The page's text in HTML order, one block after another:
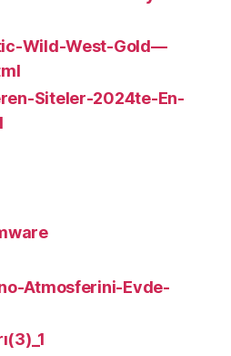
Wild-West-Gold—
Siteler-2024te-En-
Atmosferini-Evde-